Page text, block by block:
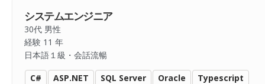
システムエンジニア
30代 男性
経験 11 年
日本語１級・会話流暢
C# ASP.NET SQL Server Oracle
Typescript